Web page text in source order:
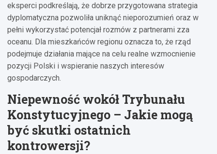
eksperci podkreślają, że dobrze przygotowana strategia
dyplomatyczna pozwoliła uniknąć nieporozumień oraz w
pełni wykorzystać potencjał rozmów z partnerami zza
oceanu. Dla mieszkańców regionu oznacza to, że rząd
podejmuje działania mające na celu realne wzmocnienie
pozycji Polski i wspieranie naszych interesów
gospodarczych.
Niepewność wokół Trybunału
Konstytucyjnego – Jakie mogą
być skutki ostatnich
kontrowersji?